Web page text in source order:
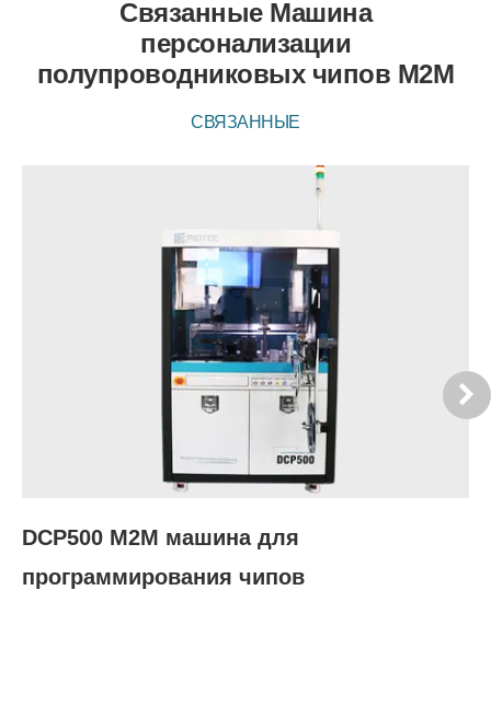
Связанные Машина
персонализации
полупроводниковых чипов M2M
СВЯЗАННЫЕ
DCP500 M2M машина для
программирования чипов